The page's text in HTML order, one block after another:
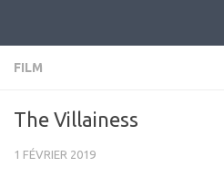
FILM
The Villainess
1 FÉVRIER 2019